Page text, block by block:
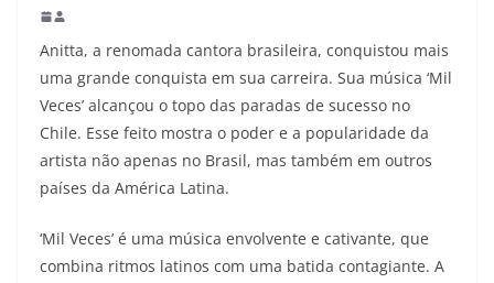
Anitta, a renomada cantora brasileira, conquistou mais
uma grande conquista em sua carreira. Sua música ‘Mil
Veces’ alcançou o topo das paradas de sucesso no
Chile. Esse feito mostra o poder e a popularidade da
artista não apenas no Brasil, mas também em outros
países da América Latina.
‘Mil Veces’ é uma música envolvente e cativante, que
combina ritmos latinos com uma batida contagiante. A